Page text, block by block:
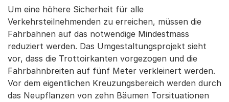
Um eine höhere Sicherheit für alle
Verkehrsteilnehmenden zu erreichen, müssen die
Fahrbahnen auf das notwendige Mindestmass
reduziert werden. Das Umgestaltungsprojekt sieht
vor, dass die Trottoirkanten vorgezogen und die
Fahrbahnbreiten auf fünf Meter verkleinert werden.
Vor dem eigentlichen Kreuzungsbereich werden durch
das Neupflanzen von zehn Bäumen Torsituationen